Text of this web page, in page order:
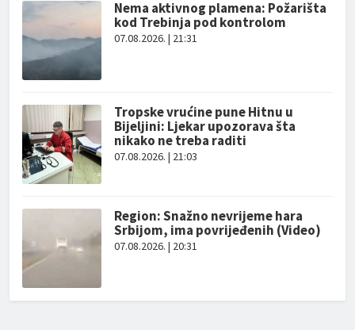
Nema aktivnog plamena: Požarišta
kod Trebinja pod kontrolom
07.08.2026. | 21:31
Tropske vrućine pune Hitnu u
Bijeljini: Ljekar upozorava šta
nikako ne treba raditi
07.08.2026. | 21:03
Region: Snažno nevrijeme hara
Srbijom, ima povrijeđenih (Video)
07.08.2026. | 20:31